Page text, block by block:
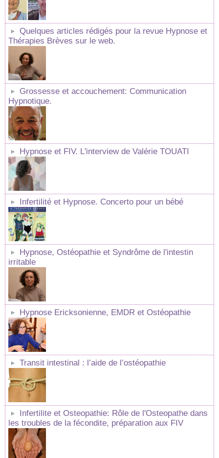
Quelques articles rédigés pour la revue Hypnose et
Thérapies Brèves sur le web.
Grossesse et accouchement: Communication
Hypnotique.
Hypnose et FIV. L'interview de Valérie TOUATI
Infertilité et Hypnose. Concerto pour un bébé
Hypnose, Ostéopathie et Syndrôme de l'intestin
irritable
Hypnose Ericksonienne, EMDR et Ostéopathie
Transit intestinal : l’aide de l’ostéopathie
Infertilite et Osteopathie: Rôle de l'Osteopathe dans
les troubles de la fécondite, préparation aux FIV